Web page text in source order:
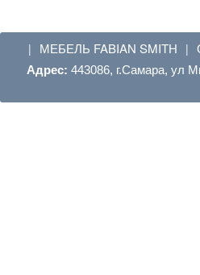
| МЕБЕЛЬ FABIAN SMITH |
Адрес: 443086, г.Самара, ул